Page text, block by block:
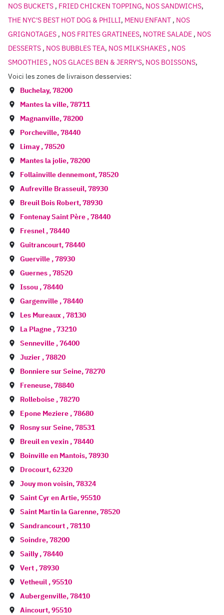
NOS BUCKETS , FRIED CHICKEN TOPPING, NOS SANDWICHS,
THE NYC'S BEST HOT DOG & PHILLI, MENU ENFANT , NOS
GRIGNOTAGES , NOS FRITES GRATINEES, NOTRE SALADE , NOS
DESSERTS , NOS BUBBLES TEA, NOS MILKSHAKES , NOS
SMOOTHIES , NOS GLACES BEN & JERRY'S, NOS BOISSONS,
Voici les zones de livraison desservies:
Buchelay,78200
Mantes la ville,78711
Magnanville,78200
Porcheville,78440
Limay,78520
Mantes la jolie,78200
Follainville dennemont,78520
Aufreville Brasseuil,78930
Breuil Bois Robert,78930
Fontenay Saint Père ,78440
Fresnel ,78440
Guitrancourt,78440
Guerville ,78930
Guernes ,78520
Issou ,78440
Gargenville ,78440
Les Mureaux ,78130
La Plagne ,73210
Senneville ,76400
Juzier ,78820
Bonniere sur Seine,78270
Freneuse,78840
Rolleboise ,78270
Epone Meziere ,78680
Rosny sur Seine,78531
Breuil en vexin ,78440
Boinville en Mantois,78930
Drocourt,62320
Jouy mon voisin,78324
Saint Cyr en Artie,95510
Saint Martin la Garenne,78520
Sandrancourt ,78110
Soindre,78200
Sailly,78440
Vert ,78930
Vetheuil ,95510
Aubergenville,78410
Aincourt,95510